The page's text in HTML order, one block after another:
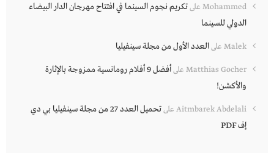
Mohammed علىتكريم نجوم السينما في افتتاح مهرجان الدار البيضاء
الدولي للسينما
Malek علىالعدد الأول من مجلة سينفيليا
Matthias Gocher على
أفضل 9 أفلام رومانسية ممزوجة بالإثارة
والأكشن!
Aitmbarek Abdelali على
تحميل العدد 27 من مجلة سينفيليا بي دي
إف PDF